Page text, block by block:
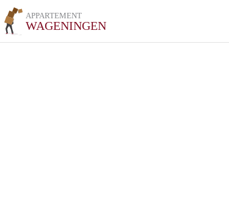
APPARTEMENT
WAGENINGEN